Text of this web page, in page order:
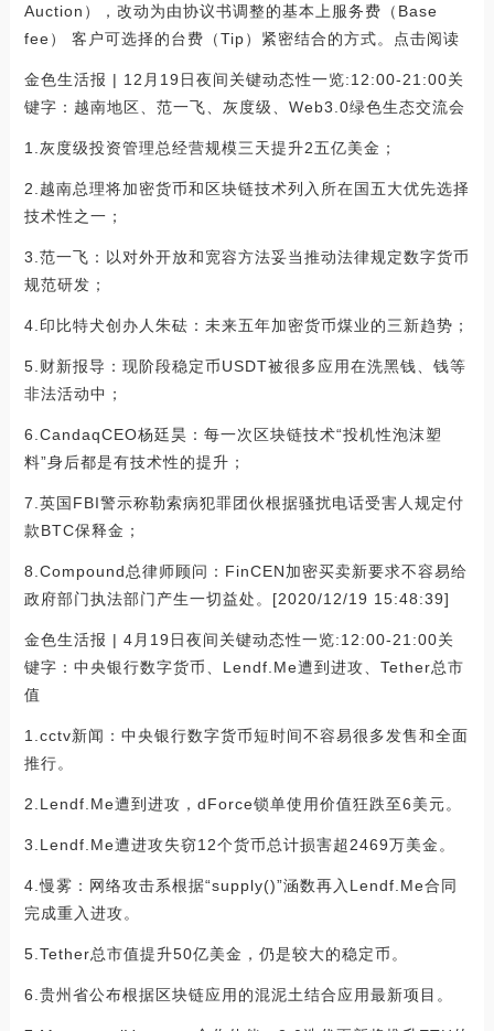
Auction），改动为由协议书调整的基本上服务费（Base
fee） 客户可选择的台费（Tip）紧密结合的方式。点击阅读
金色生活报 | 12月19日夜间关键动态性一览:12:00-21:00关
键字：越南地区、范一飞、灰度级、Web3.0绿色生态交流会
1.灰度级投资管理总经营规模三天提升2五亿美金；
2.越南总理将加密货币和区块链技术列入所在国五大优先选择
技术性之一；
3.范一飞：以对外开放和宽容方法妥当推动法律规定数字货币
规范研发；
4.印比特犬创办人朱砝：未来五年加密货币煤业的三新趋势；
5.财新报导：现阶段稳定币USDT被很多应用在洗黑钱、钱等
非法活动中；
6.CandaqCEO杨廷昊：每一次区块链技术“投机性泡沫塑
料”身后都是有技术性的提升；
7.英国FBI警示称勒索病犯罪团伙根据骚扰电话受害人规定付
款BTC保释金；
8.Compound总律师顾问：FinCEN加密买卖新要求不容易给
政府部门执法部门产生一切益处。[2020/12/19 15:48:39]
金色生活报 | 4月19日夜间关键动态性一览:12:00-21:00关
键字：中央银行数字货币、Lendf.Me遭到进攻、Tether总市
值
1.cctv新闻：中央银行数字货币短时间不容易很多发售和全面
推行。
2.Lendf.Me遭到进攻，dForce锁单使用价值狂跌至6美元。
3.Lendf.Me遭进攻失窃12个货币总计损害超2469万美金。
4.慢雾：网络攻击系根据“supply()”涵数再入Lendf.Me合同
完成重入进攻。
5.Tether总市值提升50亿美金，仍是较大的稳定币。
6.贵州省公布根据区块链应用的混泥土结合应用最新项目。